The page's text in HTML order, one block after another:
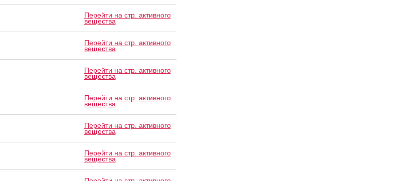
Перейти на стр. активного
вещества
Перейти на стр. активного
вещества
Перейти на стр. активного
вещества
Перейти на стр. активного
вещества
Перейти на стр. активного
вещества
Перейти на стр. активного
вещества